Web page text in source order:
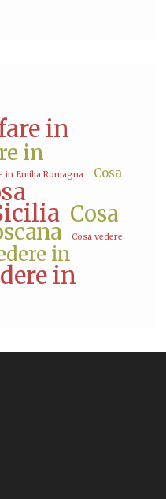
in
in
in Emilia Romagna
Cosa
Cosa
Cosa vedere
in
in